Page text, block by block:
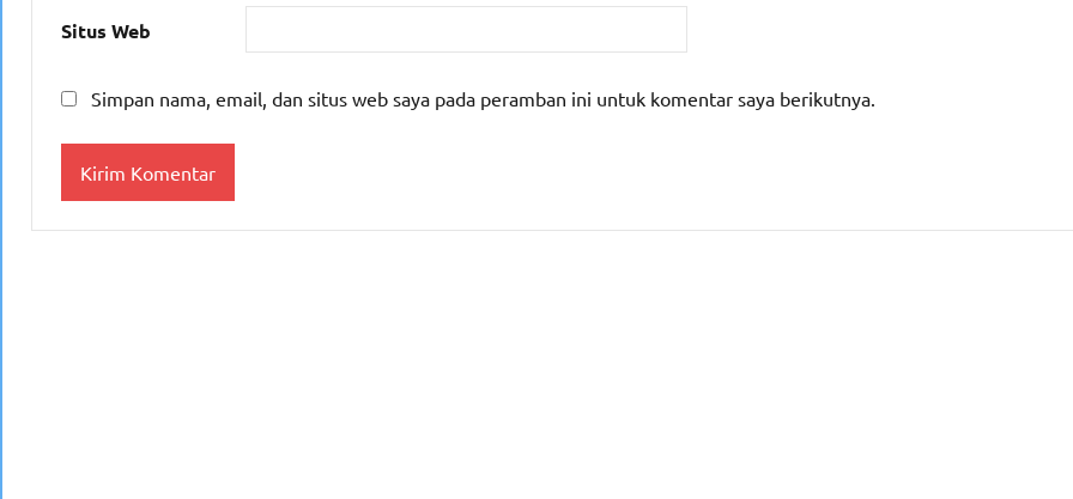
Situs Web
Simpan nama, email, dan situs web saya pada peramban ini untuk komentar saya berikutnya.